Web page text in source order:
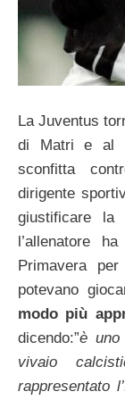
La Juventus
di Matri e al
sconfitta
dirigente
giustificare la
l’allenatore
Primavera
potevano
modo più
dicendo:”è uno
vivaio
rappresentato